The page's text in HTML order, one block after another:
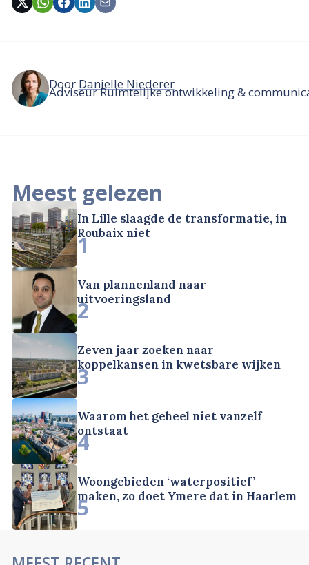
Door Danielle Niederer
Adviseur Ruimtelijke ontwikkeling &
Meest gelezen
In Lille slaagde de transformatie, in
Roubaix niet
1
Van plannenland naar
uitvoeringsland
2
Zeven jaar zoeken naar
koppelkansen in kwetsbare wijken
3
Waarom het geheel niet vanzelf
ontstaat
4
Woongebieden ‘waterpositief’
maken, zo doet Ymere dat in Haarlem
5